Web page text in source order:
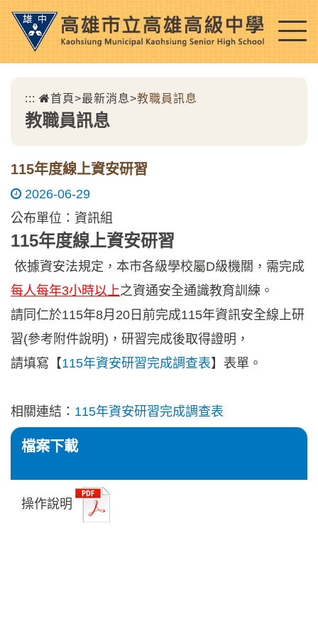
跳
要
教職員訊息
::: 首頁>最新消息>教職員訊息
115年度線上資安研習
2026-06-29
公布單位：資訊組
115年度線上資安研習
依據資安法規定，本市各級學校屬D級機關，需完成
每人每年3小時以上之資通安全通識教育訓練。
請同仁於115年8月20日前完成115年資訊安全線上研
習(參考附件說明)，研習完成後取得證明，
請填寫【115年資安研習完成調查表】表單。
相關連結： 115年資安研習完成調查表
檔案下載
操作說明